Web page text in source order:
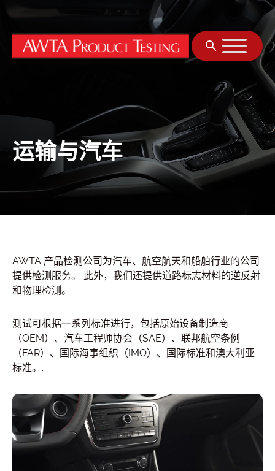
运输与汽车
AWTA 产品检测公司为汽车、航空航天和船舶行业的公司
提供检测服务。 此外，我们还提供道路标志材料的逆反射
和物理检测。.
测试可根据一系列标准进行，包括原始设备制造商
（OEM）、汽车工程师协会（SAE）、联邦航空条例
（FAR）、国际海事组织（IMO）、国际标准和澳大利亚
标准。.